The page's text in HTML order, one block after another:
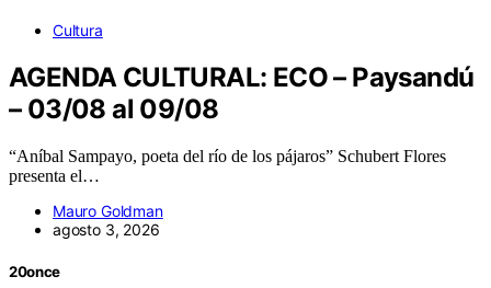
Cultura
AGENDA CULTURAL: ECO – Paysandú
– 03/08 al 09/08
“Aníbal Sampayo, poeta del río de los pájaros” Schubert Flores
presenta el…
Mauro Goldman
agosto 3, 2026
20once